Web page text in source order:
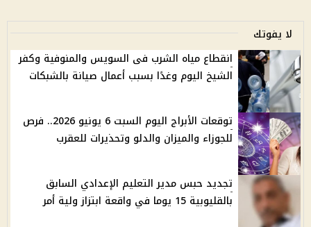
لا يفوتك
انقطاع مياه الشرب فى السويس والمنوفية وكفر
الشيخ اليوم وغدًا بسبب أعمال صيانة بالشبكات
توقعات الأبراج اليوم السبت 6 يونيو 2026.. فرص
للجوزاء والميزان والدلو وتحذيرات للعقرب
تجديد حبس مدير التعليم الإعدادي السابق
بالقليوبية 15 يوما في واقعة ابتزاز ولية أمر